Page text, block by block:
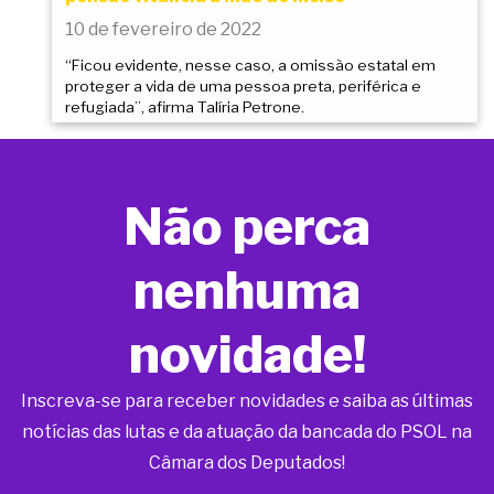
10 de fevereiro de 2022
“Ficou evidente, nesse caso, a omissão estatal em
proteger a vida de uma pessoa preta, periférica e
refugiada”, afirma Talíria Petrone.
Não perca
nenhuma
novidade!
Inscreva-se para receber novidades e saiba as últimas
notícias das lutas e da atuação da bancada do PSOL na
Câmara dos Deputados!